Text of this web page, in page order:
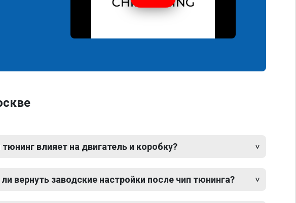
тюнинг влияет на двигатель и коробку?
вернуть заводские настройки после чип тюнинга?